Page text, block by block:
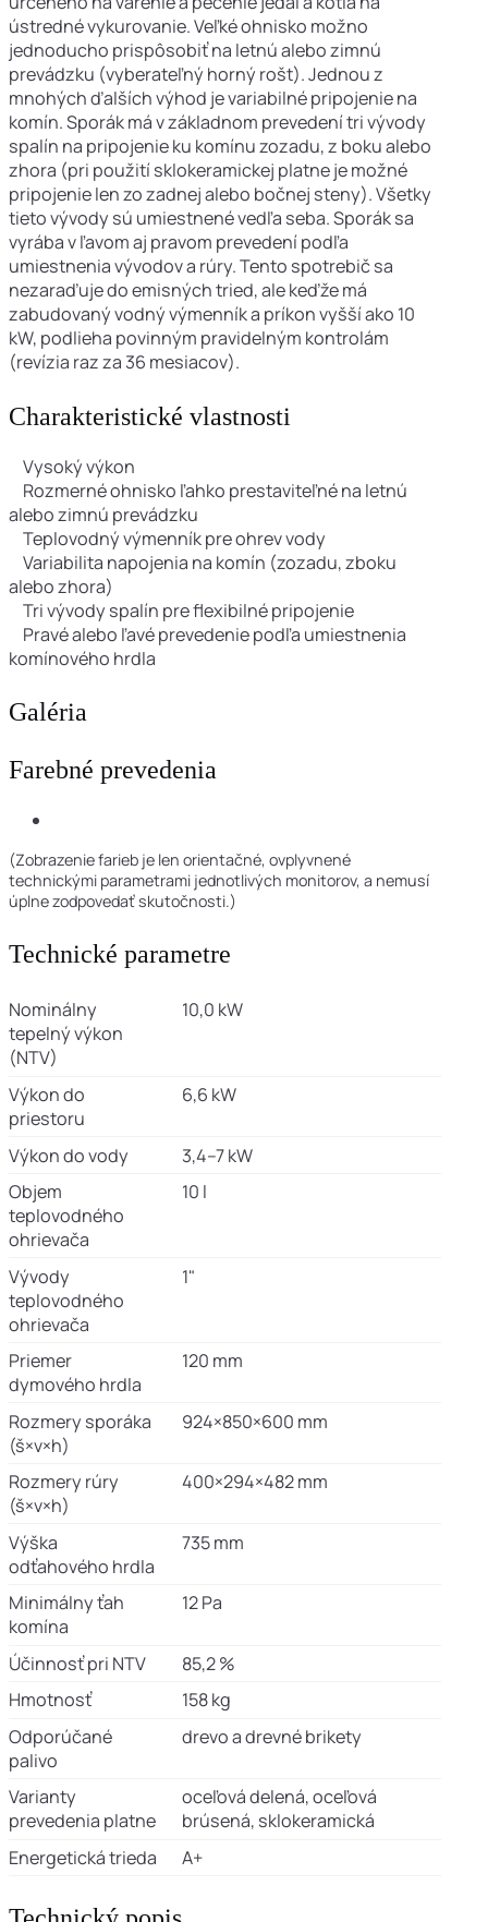
ústredné vykurovanie. Veľké ohnisko možno
jednoducho prispôsobiť na letnú alebo zimnú
prevádzku (vyberateľný horný rošt). Jednou z
mnohých ďalších výhod je variabilné pripojenie na
komín. Sporák má v základnom prevedení tri vývody
spalín na pripojenie ku komínu zozadu, z boku alebo
zhora (pri použití sklokeramickej platne je možné
pripojenie len zo zadnej alebo bočnej steny). Všetky
tieto vývody sú umiestnené vedľa seba. Sporák sa
vyrába v ľavom aj pravom prevedení podľa
umiestnenia vývodov a rúry. Tento spotrebič sa
nezaraďuje do emisných tried, ale keďže má
zabudovaný vodný výmenník a príkon vyšší ako 10
kW, podlieha povinným pravidelným kontrolám
(revízia raz za 36 mesiacov).
Charakteristické vlastnosti
Vysoký výkon
Rozmerné ohnisko ľahko prestaviteľné na letnú
alebo zimnú prevádzku
Teplovodný výmenník pre ohrev vody
Variabilita napojenia na komín (zozadu, zboku
alebo zhora)
Tri vývody spalín pre flexibilné pripojenie
Pravé alebo ľavé prevedenie podľa umiestnenia
komínového hrdla
Galéria
Farebné prevedenia
(Zobrazenie farieb je len orientačné, ovplyvnené
technickými parametrami jednotlivých monitorov, a nemusí
úplne zodpovedať skutočnosti.)
Technické parametre
Nominálny
tepelný výkon
(NTV)
10,0 kW
Výkon do
priestoru
6,6 kW
Výkon do vody
3,4–7 kW
Objem
teplovodného
ohrievača
10 l
Vývody
teplovodného
ohrievača
1"
Priemer
dymového hrdla
120 mm
Rozmery sporáka
(š×v×h)
924×850×600 mm
Rozmery rúry
(š×v×h)
400×294×482 mm
Výška
odťahového hrdla
735 mm
Minimálny ťah
komína
12 Pa
Účinnosť pri NTV
85,2 %
Hmotnosť
158 kg
Odporúčané
palivo
drevo a drevné brikety
Varianty
prevedenia platne
oceľová delená, oceľová
brúsená, sklokeramická
Energetická trieda
A+